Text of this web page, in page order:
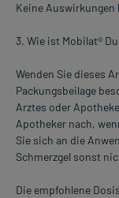
Keine Auswirkungen
3. Wie ist Mobilat®
Wenden Sie dieses
Packungsbeilage
Arztes oder
Apotheker nach,
Sie sich an die
Schmerzgel sonst
Die empfohlene